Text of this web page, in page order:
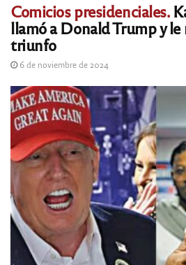
Comicios presidenciales.
llamó a Donald Trump y le
triunfo
6 de noviembre de 2024